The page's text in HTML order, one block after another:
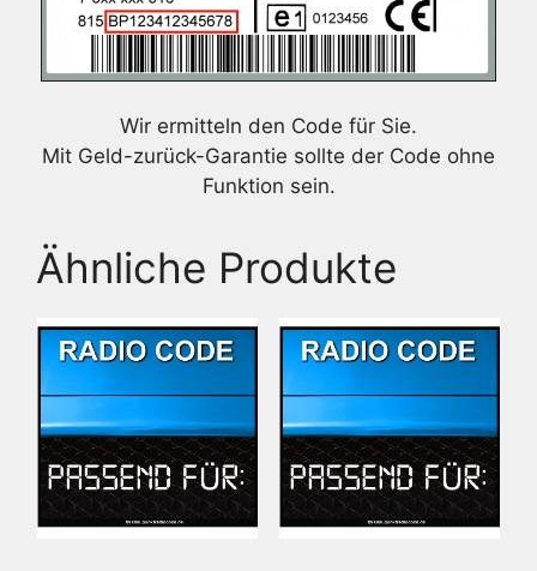
Wir ermitteln den Code für Sie.
Mit Geld-zurück-Garantie sollte der Code ohne
Funktion sein.
Ähnliche Produkte